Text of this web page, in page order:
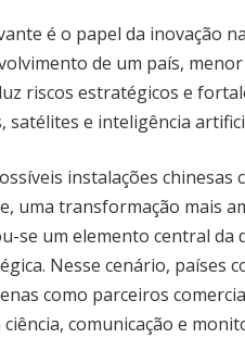
é o papel da inovação
de um país,
riscos estratégicos e
satélites e inteligência
instalações
uma transformação mais
se um elemento central
Nesse cenário, países
como parceiros
comunicação e